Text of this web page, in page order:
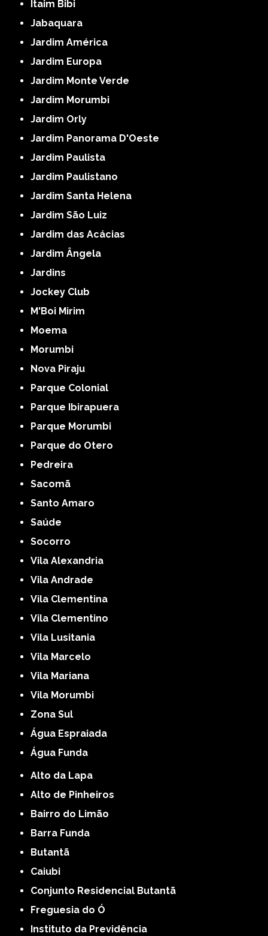
Itaim Bibi
Jabaquara
Jardim América
Jardim Europa
Jardim Monte Verde
Jardim Morumbi
Jardim Orly
Jardim Panorama D'Oeste
Jardim Paulista
Jardim Paulistano
Jardim Santa Helena
Jardim São Luiz
Jardim das Acácias
Jardim Ângela
Jardins
Jockey Club
M'Boi Mirim
Moema
Morumbi
Nova Piraju
Parque Colonial
Parque Ibirapuera
Parque Morumbi
Parque do Otero
Pedreira
Sacomã
Santo Amaro
Saúde
Socorro
Vila Alexandria
Vila Andrade
Vila Clementina
Vila Clementino
Vila Lusitania
Vila Marcelo
Vila Mariana
Vila Morumbi
Zona Sul
Água Espraiada
Água Funda
Alto da Lapa
Alto de Pinheiros
Bairro do Limão
Barra Funda
Butantã
Caiubi
Conjunto Residencial Butantã
Freguesia do Ó
Instituto da Previdência